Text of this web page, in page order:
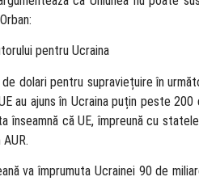
pentru Ucraina
dolari pentru supraviețuire în
au ajuns în Ucraina puțin peste
înseamnă că UE, împreună cu
va împrumuta Ucrainei 90 de